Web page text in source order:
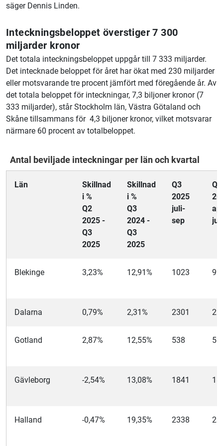
säger Dennis Linden.
Inteckningsbeloppet överstiger 7 300
miljarder kronor
Det totala inteckningsbeloppet uppgår till 7 333 miljarder.
Det intecknade beloppet för året har ökat med 230 miljarder
eller motsvarande tre procent jämfört med föregående år. Av
det totala beloppet för inteckningar, 7,3 biljoner kronor (7
333 miljarder), står Stockholm län, Västra Götaland och
Skåne tillsammans för 4,3 biljoner kronor, vilket motsvarar
närmare 60 procent av totalbeloppet.
Antal beviljade inteckningar per län och kvartal
Län
Skillnad
i %
Q2
2025 -
Q3
2025
Skillnad
i %
Q3
2024 -
Q3
2025
Q3
2025
juli-
sep
Q2
Blekinge 3,23% 12,91% 1023
Dalarna 0,79% 2,31% 2301
Gotland 2,87% 12,55% 538
Gävleborg -2,54% 13,08% 1841
Halland -0,47% 19,35% 2338